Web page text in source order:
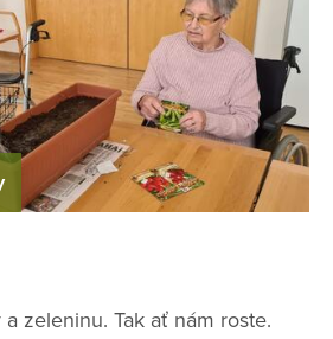
zeleninu. Tak ať nám roste.